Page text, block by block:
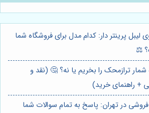
لیبل پرینتر دار: کدام مدل برای فروشگاه شما
⚖️
شمار ترازمحک را بخریم یا نه؟ 🤔 (نقد و
راهنمای خرید)
فروشی در تهران: پاسخ به تمام سوالات شما